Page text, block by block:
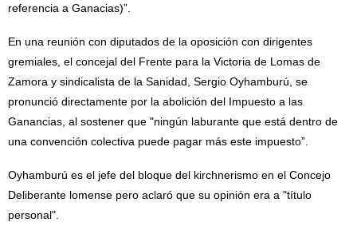
referencia a Ganacias)”.
En una reunión con diputados de la oposición con dirigentes
gremiales, el concejal del Frente para la Victoria de Lomas de
Zamora y sindicalista de la Sanidad, Sergio Oyhamburú, se
pronunció directamente por la abolición del Impuesto a las
Ganancias, al sostener que "ningún laburante que está dentro de
una convención colectiva puede pagar más este impuesto”.
Oyhamburú es el jefe del bloque del kirchnerismo en el Concejo
Deliberante lomense pero aclaró que su opinión era a "título
personal".